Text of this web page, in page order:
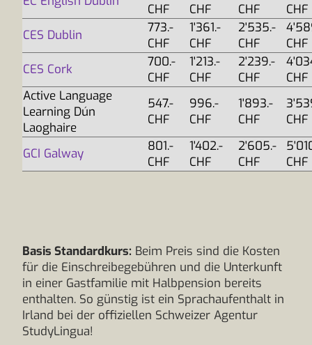
CHF
CHF
CHF
CHF
CES Dublin
773.-
CHF
1'361.-
CHF
2'535.-
CHF
CHF
CES Cork
700.-
CHF
1'213.-
CHF
2'239.-
CHF
CHF
Active Language
Learning Dún
Laoghaire
547.-
CHF
996.-
CHF
1'893.-
CHF
CHF
GCI Galway
801.-
CHF
1'402.-
CHF
2'605.-
CHF
CHF
Basis Standardkurs: Beim Preis sind die Kosten
für die Einschreibegebühren und die Unterkunft
in einer Gastfamilie mit Halbpension bereits
enthalten. So günstig ist ein Sprachaufenthalt in
Irland bei der offiziellen Schweizer Agentur
StudyLingua!